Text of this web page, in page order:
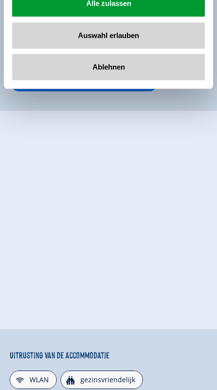
Alle zulassen
Auswahl erlauben
Ablehnen
Beschikbaarheidskalender
Andere kamers en appartementen
Uitrusting van de accommodatie
🜉WLAN 🍺gezinsvriendelijk